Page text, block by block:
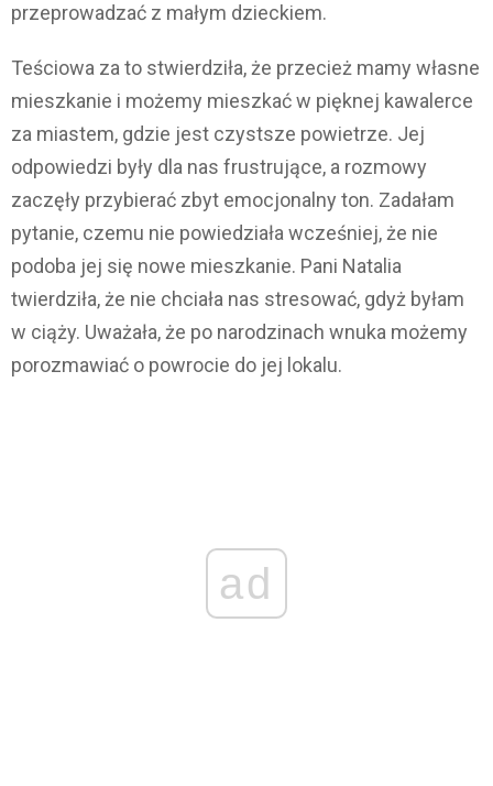
przeprowadzać z małym dzieckiem.
Teściowa za to stwierdziła, że przecież mamy własne
mieszkanie i możemy mieszkać w pięknej kawalerce
za miastem, gdzie jest czystsze powietrze. Jej
odpowiedzi były dla nas frustrujące, a rozmowy
zaczęły przybierać zbyt emocjonalny ton. Zadałam
pytanie, czemu nie powiedziała wcześniej, że nie
podoba jej się nowe mieszkanie. Pani Natalia
twierdziła, że nie chciała nas stresować, gdyż byłam
w ciąży. Uważała, że po narodzinach wnuka możemy
porozmawiać o powrocie do jej lokalu.
ad